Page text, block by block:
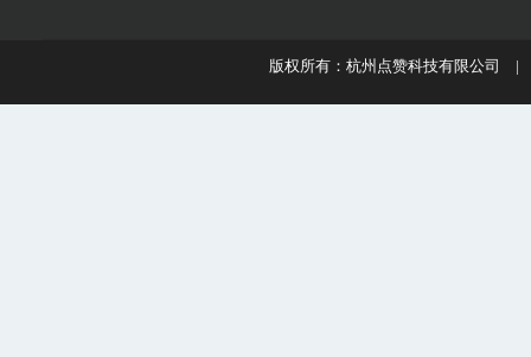
版权所有：杭州点赞科技有限公司